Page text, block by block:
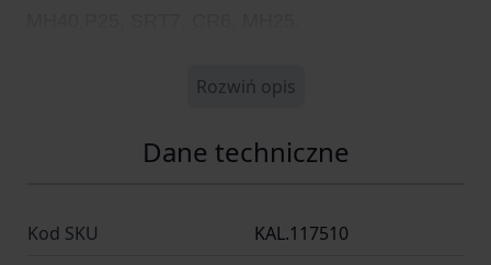
Rozwiń opis
Dane techniczne
Kod SKU
KAL.117510